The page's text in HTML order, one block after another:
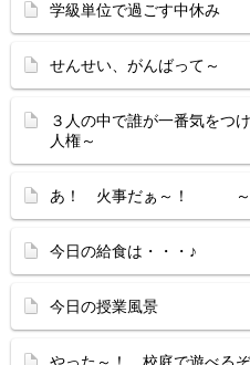
学級単位で過ごす中休み
せんせい、がんばって～
３人の中で誰が一番気を
人権～
あ！ 火事だぁ～！ ～３
今日の給食は・・・♪
今日の授業風景